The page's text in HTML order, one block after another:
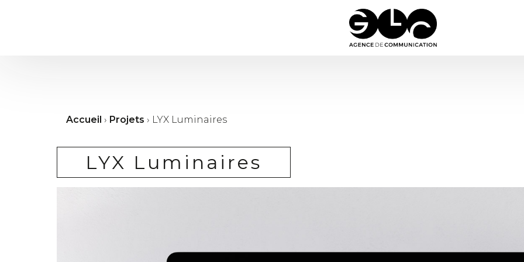
Accueil › Projets › LYX Luminaires
LYX Luminaires